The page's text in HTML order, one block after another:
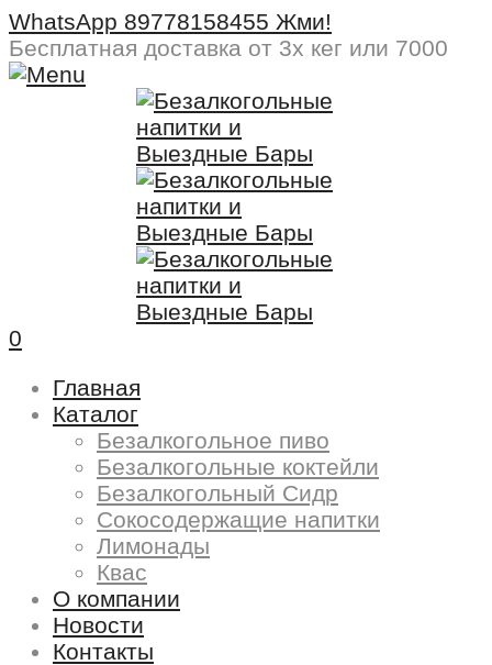
WhatsApp 89778158455 Жми!
Бесплатная доставка от 3х кег или 7000
0
Главная
Каталог
Безалкогольное пиво
Безалкогольные коктейли
Безалкогольный Сидр
Сокосодержащие напитки
Лимонады
Квас
О компании
Новости
Контакты